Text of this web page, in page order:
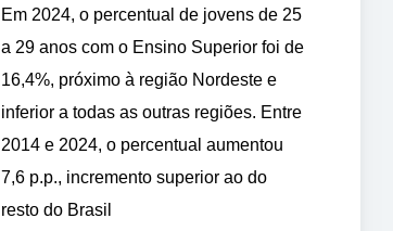
Em 2024, o percentual de jovens de 25
a 29 anos com o Ensino Superior foi de
16,4%, próximo à região Nordeste e
inferior a todas as outras regiões. Entre
2014 e 2024, o percentual aumentou
7,6 p.p., incremento superior ao do
resto do Brasil